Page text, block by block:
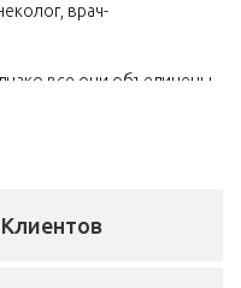
врач-
все они объединены